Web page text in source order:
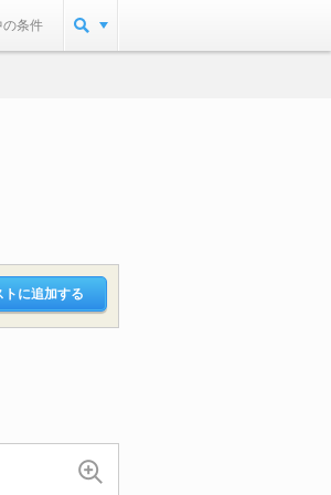
の条件
トに追加する